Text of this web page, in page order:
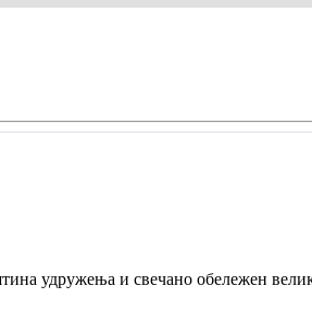
удружења и свечано обележен